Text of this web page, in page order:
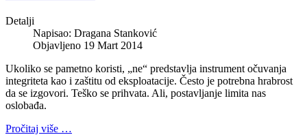
Detalji
Napisao: Dragana Stanković
Objavljeno 19 Mart 2014
Ukoliko se pametno koristi, „ne“ predstavlja instrument očuvanja
integriteta kao i zaštitu od eksploatacije. Često je potrebna hrabrost
da se izgovori. Teško se prihvata. Ali, postavljanje limita nas
oslobađa.
Pročitaj više …